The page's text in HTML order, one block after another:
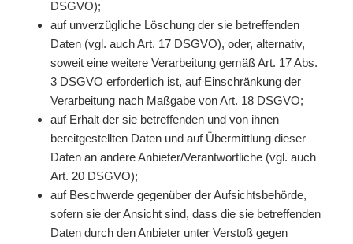
DSGVO);
auf unverzügliche Löschung der sie betreffenden
Daten (vgl. auch Art. 17 DSGVO), oder, alternativ,
soweit eine weitere Verarbeitung gemäß Art. 17 Abs.
3 DSGVO erforderlich ist, auf Einschränkung der
Verarbeitung nach Maßgabe von Art. 18 DSGVO;
auf Erhalt der sie betreffenden und von ihnen
bereitgestellten Daten und auf Übermittlung dieser
Daten an andere Anbieter/Verantwortliche (vgl. auch
Art. 20 DSGVO);
auf Beschwerde gegenüber der Aufsichtsbehörde,
sofern sie der Ansicht sind, dass die sie betreffenden
Daten durch den Anbieter unter Verstoß gegen